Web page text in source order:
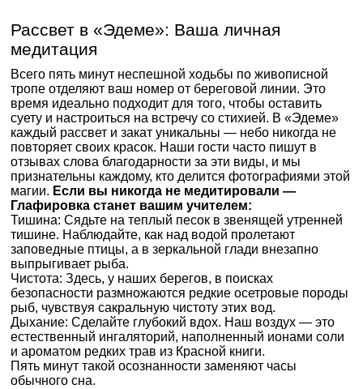
Рассвет в «Эдеме»: Ваша личная
медитация
Всего пять минут неспешной ходьбы по живописной
тропе отделяют ваш номер от береговой линии. Это
время идеально подходит для того, чтобы оставить
суету и настроиться на встречу со стихией. В «Эдеме»
каждый рассвет и закат уникальны — небо никогда не
повторяет своих красок. Наши гости часто пишут в
отзывах слова благодарности за эти виды, и мы
признательны каждому, кто делится фотографиями этой
магии. Если вы никогда не медитировали —
Глафировка станет вашим учителем:
Тишина: Сядьте на теплый песок в звенящей утренней
тишине. Наблюдайте, как над водой пролетают
заповедные птицы, а в зеркальной глади внезапно
выпрыгивает рыба.
Чистота: Здесь, у наших берегов, в поисках
безопасности размножаются редкие осетровые породы
рыб, чувствуя сакральную чистоту этих вод.
Дыхание: Сделайте глубокий вдох. Наш воздух — это
естественный ингаляторий, наполненный ионами соли
и ароматом редких трав из Красной книги.
Пять минут такой осознанности заменяют часы
обычного сна.